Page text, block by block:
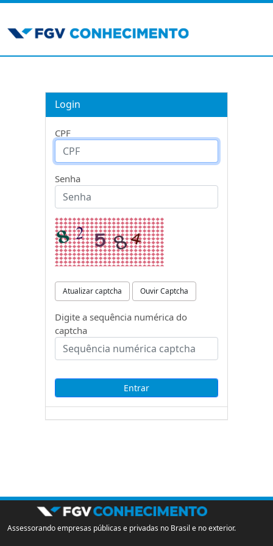
Login
CPF
Senha
Atualizar captcha Ouvir Captcha
Digite a sequência numérica do
captcha
Assessorando empresas públicas e privadas no Brasil e no exterior.